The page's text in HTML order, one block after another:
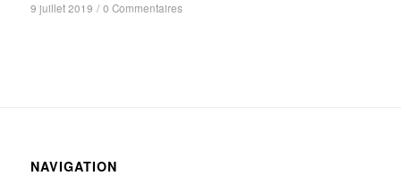
9 juillet 2019 / 0 Commentaires
NAVIGATION